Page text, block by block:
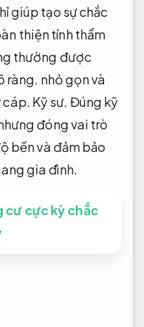
giúp tạo sự chắc
thiện tính thẩm
thường được
ràng. nhỏ gọn và
Kỹ sư. Đúng kỹ
đóng vai trò
bền và đảm bảo
gia đình.
cư cực kỳ chắc